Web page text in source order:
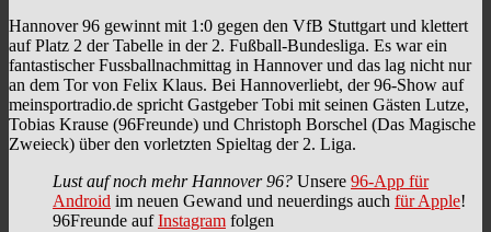
Hannover 96 gewinnt mit 1:0 gegen den VfB Stuttgart und klettert
auf Platz 2 der Tabelle in der 2. Fußball-Bundesliga. Es war ein
fantastischer Fussballnachmittag in Hannover und das lag nicht nur
an dem Tor von Felix Klaus. Bei Hannoverliebt, der 96-Show auf
meinsportradio.de spricht Gastgeber Tobi mit seinen Gästen Lutze,
Tobias Krause (96Freunde) und Christoph Borschel (Das Magische
Zweieck) über den vorletzten Spieltag der 2. Liga.
Lust auf noch mehr Hannover 96? Unsere 96-App für
Android im neuen Gewand und neuerdings auch für Apple!
96Freunde aufInstagram folgen